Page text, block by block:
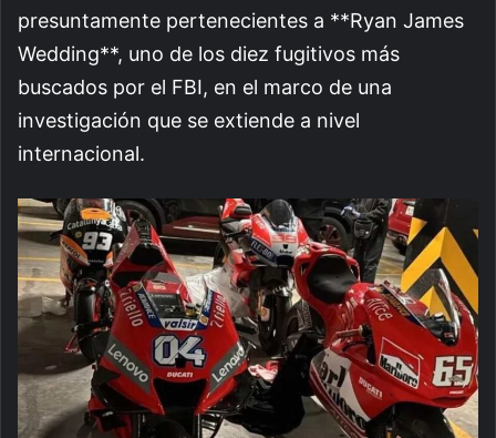
presuntamente pertenecientes a **Ryan James
Wedding**, uno de los diez fugitivos más
buscados por el FBI, en el marco de una
investigación que se extiende a nivel
internacional.